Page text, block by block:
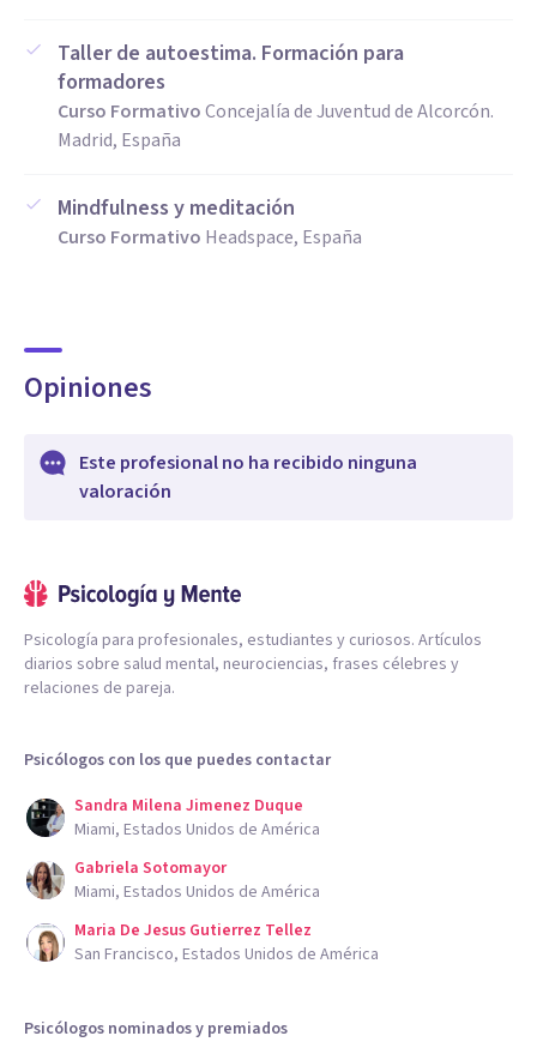
Taller de autoestima. Formación para
formadores
Curso FormativoConcejalía de Juventud de Alcorcón.
Madrid, España
Mindfulness y meditación
Curso Formativo Headspace, España
Opiniones
Este profesional no ha recibido ninguna
valoración
Psicología para profesionales, estudiantes y curiosos. Artículos
diarios sobre salud mental, neurociencias, frases célebres y
relaciones de pareja.
Psicólogos con los que puedes contactar
Sandra Milena Jimenez Duque
Miami, Estados Unidos de América
Gabriela Sotomayor
Miami, Estados Unidos de América
Maria De Jesus Gutierrez Tellez
San Francisco, Estados Unidos de América
Psicólogos nominados y premiados